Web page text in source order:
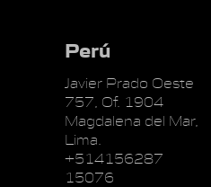
Perú
Javier Prado Oeste
757, Of. 1904
Magdalena del Mar,
Lima.
+514156287
15076